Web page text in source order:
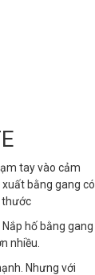
tay vào cảm
bằng gang có
thước
hố bằng gang
nhiều.
Nhưng với